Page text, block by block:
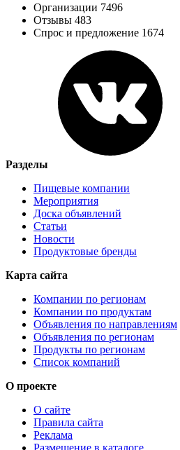
Организации 7496
Отзывы 483
Спрос и предложение 1674
Разделы
Пищевые компании
Мероприятия
Доска объявлений
Статьи
Новости
Продуктовые бренды
Карта сайта
Компании по регионам
Компании по продуктам
Объявления по направлениям
Объявления по регионам
Продукты по регионам
Список компаний
О проекте
О сайте
Правила сайта
Реклама
Размещение в каталоге